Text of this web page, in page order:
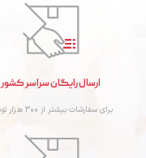
ارسال رایگان سراسر کشور
برای سفارشات بیشتر از 300 هزار تومان